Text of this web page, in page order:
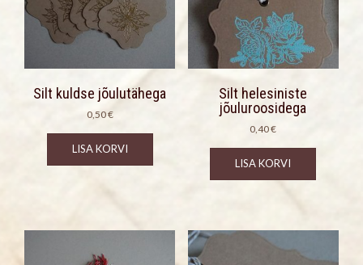
Silt kuldse jõulutähega
0,50€
LISA KORVI
Silt helesiniste
jõuluroosidega
0,40€
LISA KORVI